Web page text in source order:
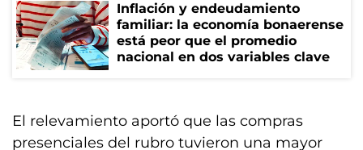
Inflación y endeudamiento
familiar: la economía bonaerense
está peor que el promedio
nacional en dos variables clave
El relevamiento aportó que las compras
presenciales del rubro tuvieron una mayor